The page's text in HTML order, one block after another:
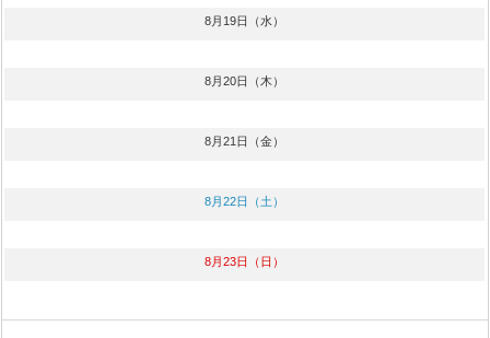
8月19日（水）
8月20日（木）
8月21日（金）
8月22日（土）
8月23日（日）